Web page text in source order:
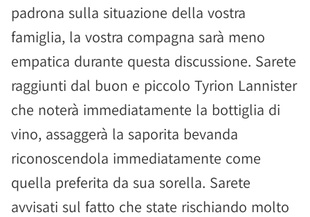
padrona sulla situazione della vostra
famiglia, la vostra compagna sarà meno
empatica durante questa discussione. Sarete
raggiunti dal buon e piccolo Tyrion Lannister
che noterà immediatamente la bottiglia di
vino, assaggerà la saporita bevanda
riconoscendola immediatamente come
quella preferita da sua sorella. Sarete
avvisati sul fatto che state rischiando molto